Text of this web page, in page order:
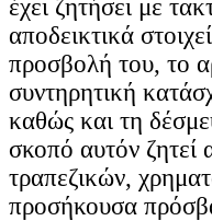
έχει ζητήσει με
αποδεικτικά
προσβολή του, το
συντηρητική
καθώς και τη
σκοπό αυτόν ζητεί
τραπεζικών,
προσήκουσα